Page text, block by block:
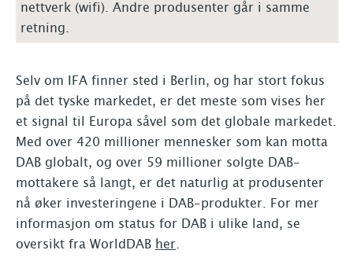
nettverk (wifi). Andre produsenter går i samme
retning.
Selv om IFA finner sted i Berlin, og har stort fokus
på det tyske markedet, er det meste som vises her
et signal til Europa såvel som det globale markedet.
Med over 420 millioner mennesker som kan motta
DAB globalt, og over 59 millioner solgte DAB-
mottakere så langt, er det naturlig at produsenter
nå øker investeringene i DAB-produkter. For mer
informasjon om status for DAB i ulike land, se
oversikt fra WorldDAB her